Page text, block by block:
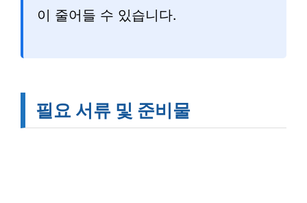
이 줄어들 수 있습니다.
필요 서류 및 준비물